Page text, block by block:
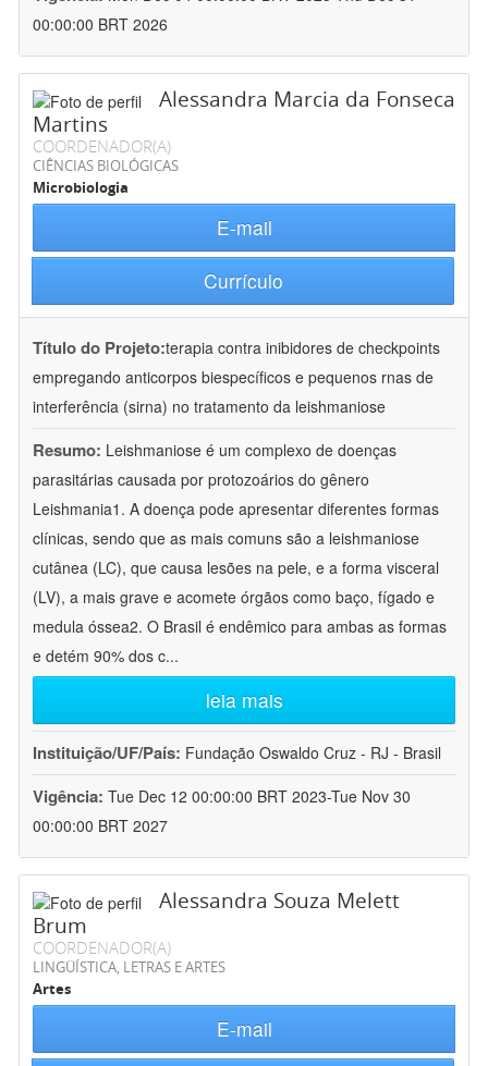
00:00:00 BRT 2026
Alessandra Marcia da Fonseca
Martins
COORDENADOR(A)
CIÊNCIAS BIOLÓGICAS
Microbiologia
E-mail
Currículo
Título do Projeto:terapia contra inibidores de checkpoints
empregando anticorpos biespecíficos e pequenos rnas de
interferência (sirna) no tratamento da leishmaniose
Resumo: Leishmaniose é um complexo de doenças
parasitárias causada por protozoários do gênero
Leishmania1. A doença pode apresentar diferentes formas
clínicas, sendo que as mais comuns são a leishmaniose
cutânea (LC), que causa lesões na pele, e a forma visceral
(LV), a mais grave e acomete órgãos como baço, fígado e
medula óssea2. O Brasil é endêmico para ambas as formas
e detém 90% dos c...
leia mais
Instituição/UF/País: Fundação Oswaldo Cruz - RJ - Brasil
Vigência: Tue Dec 12 00:00:00 BRT 2023-Tue Nov 30
00:00:00 BRT 2027
Alessandra Souza Melett
Brum
COORDENADOR(A)
LINGÜÍSTICA, LETRAS E ARTES
Artes
E-mail